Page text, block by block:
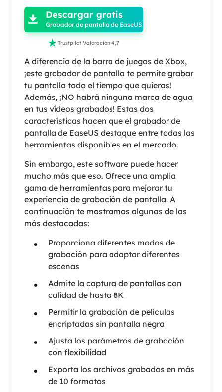
 Descargar gratis
Grabador de pantalla de EaseUS
 Trustpilot Valoración 4,7
A diferencia de la barra de juegos de Xbox,
¡este grabador de pantalla te permite grabar
tu pantalla todo el tiempo que quieras!
Además, ¡NO habrá ninguna marca de agua
en tus vídeos grabados! Estas dos
características hacen que el grabador de
pantalla de EaseUS destaque entre todas las
herramientas disponibles en el mercado.
Sin embargo, este software puede hacer
mucho más que eso. Ofrece una amplia
gama de herramientas para mejorar tu
experiencia de grabación de pantalla. A
continuación te mostramos algunas de las
más destacadas:
Proporciona diferentes modos de
grabación para adaptar diferentes
escenas
Admite la captura de pantallas con
calidad de hasta 8K
Permitir la grabación de películas
encriptadas sin pantalla negra
Ajusta los parámetros de grabación
con flexibilidad
Exporta los archivos grabados en más
de 10 formatos